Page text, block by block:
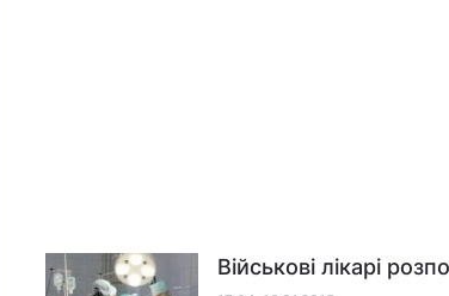
Військові лікарі